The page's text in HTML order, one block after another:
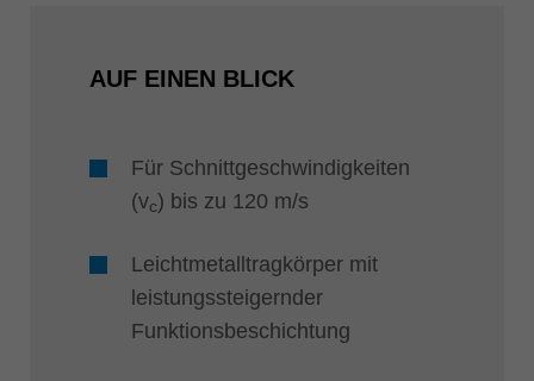
AUF EINEN BLICK
Für Schnittgeschwindigkeiten
(vc) bis zu 120 m/s
Leichtmetalltragkörper mit
leistungssteigernder
Funktionsbeschichtung